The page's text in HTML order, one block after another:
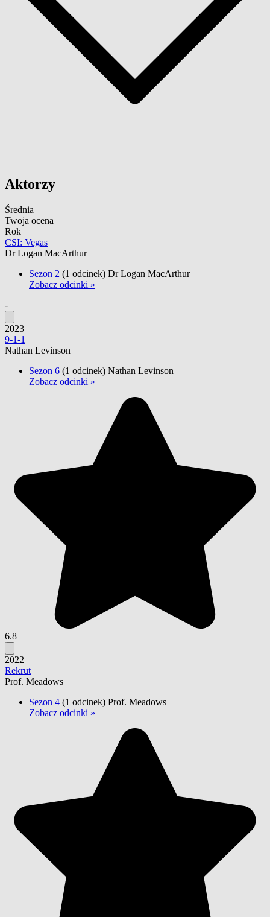
Aktorzy
Średnia
Twoja ocena
Rok
CSI: Vegas
Dr Logan MacArthur
Sezon 2 (1 odcinek) Dr Logan MacArthur
Zobacz odcinki »
-
2023
9-1-1
Nathan Levinson
Sezon 6 (1 odcinek) Nathan Levinson
Zobacz odcinki »
6.8
2022
Rekrut
Prof. Meadows
Sezon 4 (1 odcinek) Prof. Meadows
Zobacz odcinki »